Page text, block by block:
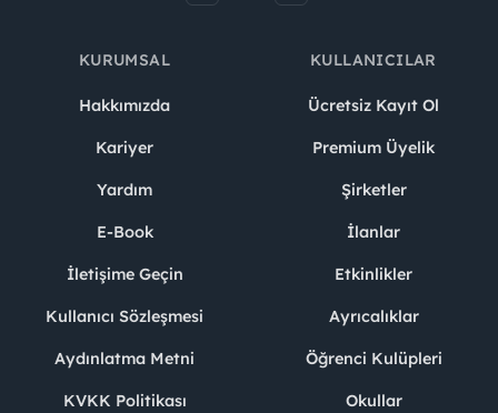
KURUMSAL
Hakkımızda
Kariyer
Yardım
E-Book
İletişime Geçin
Kullanıcı Sözleşmesi
Aydınlatma Metni
KVKK Politikası
KULLANICILAR
Ücretsiz Kayıt Ol
Premium Üyelik
Şirketler
İlanlar
Etkinlikler
Ayrıcalıklar
Öğrenci Kulüpleri
Okullar